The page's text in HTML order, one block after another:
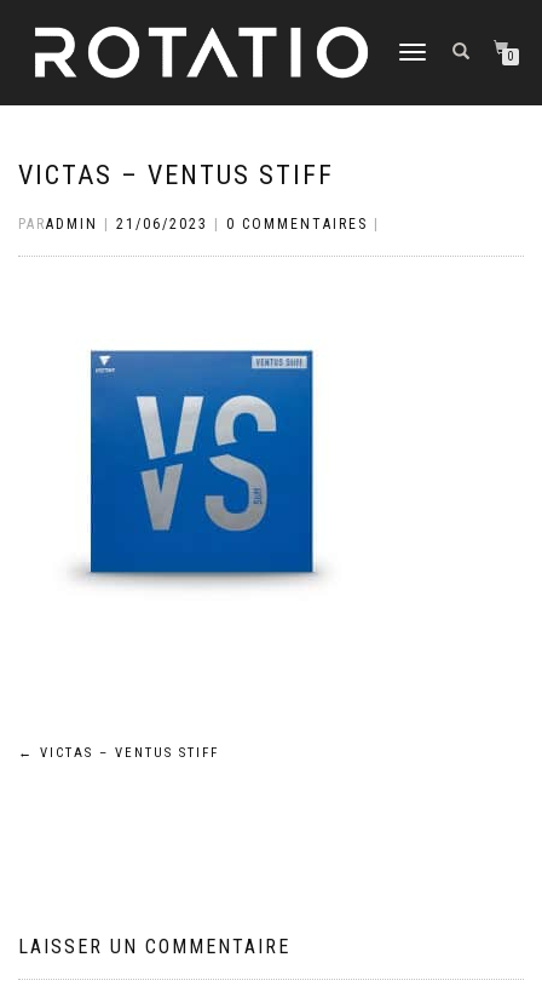
DÉPLIER
0
VICTAS – VENTUS STIFF
PARADMIN 21/06/2023 0 COMMENTAIRES
Navigation
← VICTAS – VENTUS STIFF
LAISSER UN COMMENTAIRE